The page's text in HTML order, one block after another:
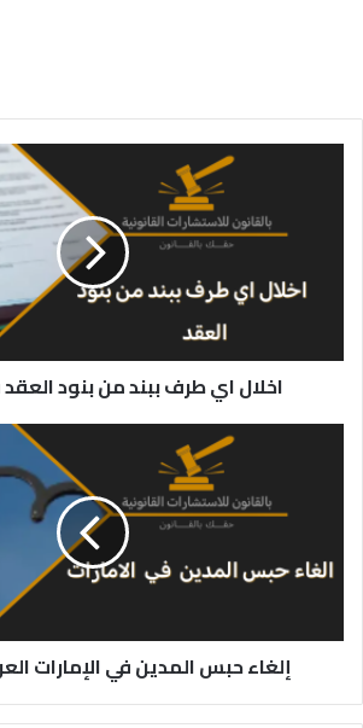
الإمارات
اخلال اي طرف ببند من بنود العقد
العربية
المتحدة
إلغاء حبس المدين في الإمارات